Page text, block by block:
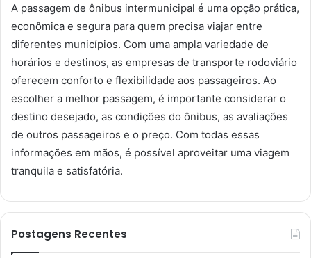
A passagem de ônibus intermunicipal é uma opção prática,
econômica e segura para quem precisa viajar entre
diferentes municípios. Com uma ampla variedade de
horários e destinos, as empresas de transporte rodoviário
oferecem conforto e flexibilidade aos passageiros. Ao
escolher a melhor passagem, é importante considerar o
destino desejado, as condições do ônibus, as avaliações
de outros passageiros e o preço. Com todas essas
informações em mãos, é possível aproveitar uma viagem
tranquila e satisfatória.
Postagens Recentes